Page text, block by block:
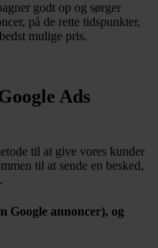
godt op og sørger
på de rette tidspunkter,
mulige pris.
Ads
til at give vores kunder
til at sende en besked,
Google annoncer), og